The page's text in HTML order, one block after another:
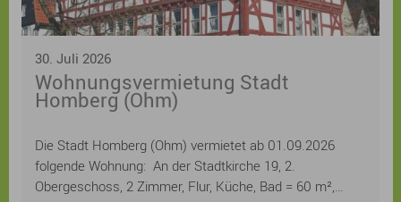
30. Juli 2026
Wohnungsvermietung Stadt
Homberg (Ohm)
Die Stadt Homberg (Ohm) vermietet ab 01.09.2026
folgende Wohnung: An der Stadtkirche 19, 2.
Obergeschoss, 2 Zimmer, Flur, Küche, Bad = 60 m²,